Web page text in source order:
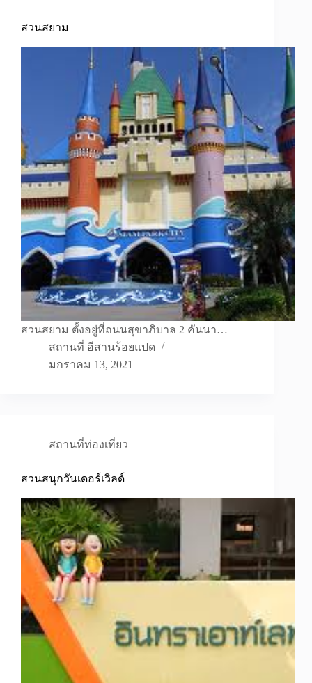
สวนสยาม
สวนสยาม ตั้งอยู่ที่ถนนสุขาภิบาล 2 คันนา…
สถานที่ อีสานร้อยแปด
มกราคม 13, 2021
สถานที่ท่องเที่ยว
สวนสนุกวันเดอร์เวิลด์